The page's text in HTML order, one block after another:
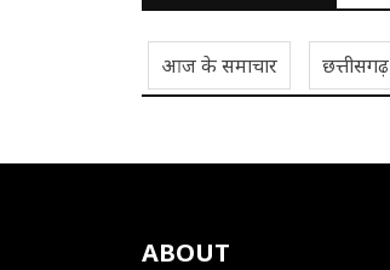
आज के समाचार छत्तीसगढ़
ABOUT